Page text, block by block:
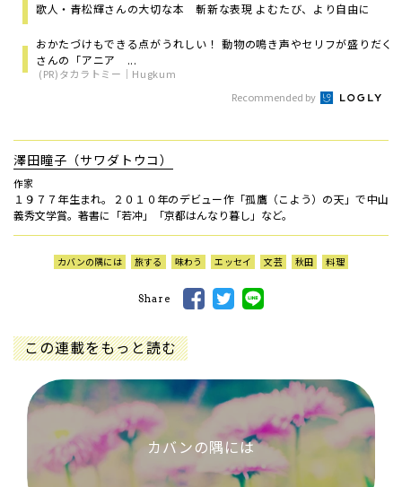
歌人・青松輝さんの大切な本 斬新な表現 よむたび、より自由に
おかたづけもできる点がうれしい！ 動物の鳴き声やセリフが盛りだく
さんの「アニア ...
(PR)タカラトミー｜Hugkum
Recommended by
澤田瞳子（サワダトウコ）
作家
１９７７年生まれ。２０１０年のデビュー作「孤鷹（こよう）の天」で中山
義秀文学賞。著書に「若冲」「京都はんなり暮し」など。
カバンの隅には 旅する 味わう エッセイ 文芸 秋田 料理
Share
この連載をもっと読む
カバンの隅には